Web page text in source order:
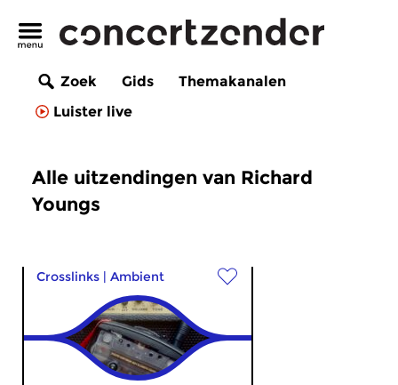
Zoek Gids
Themakanalen
Luister live
Alle uitzendingen van Richard
Youngs
Crosslinks | Ambient